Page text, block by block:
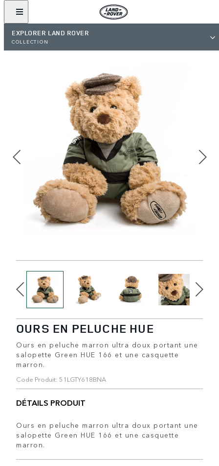
EXPLORER LAND ROVER
COLLECTION
OURS EN PELUCHE HUE
Ours en peluche marron ultra doux portant une
salopette Green HUE 166 et une casquette
marron.
Code Produit: 51LGTY618BNA
DÉTAILS PRODUIT
Ours en peluche marron ultra doux portant une
salopette Green HUE 166 et une casquette
marron.